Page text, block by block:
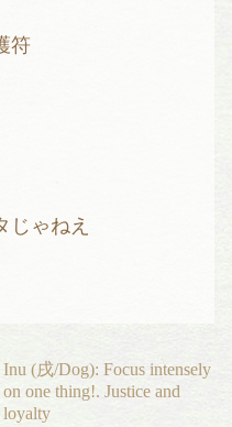
符
じゃねえ
Inu (戌/Dog): Focus intensely
on one thing!. Justice and
loyalty